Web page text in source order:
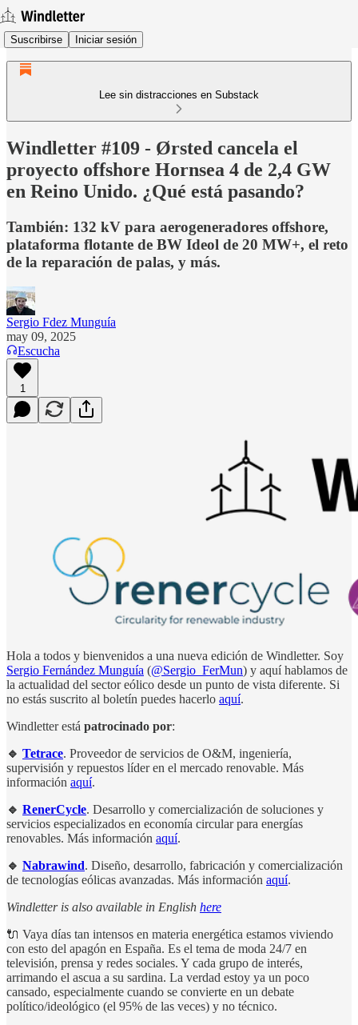
Suscribirse Iniciar sesión
Lee sin distracciones en Substack
Windletter #109 - Ørsted cancela el
proyecto offshore Hornsea 4 de 2,4 GW
en Reino Unido. ¿Qué está pasando?
También: 132 kV para aerogeneradores offshore,
plataforma flotante de BW Ideol de 20 MW+, el reto
de la reparación de palas, y más.
Sergio Fdez Munguía
may 09, 2025
Escucha
1
Hola a todos y bienvenidos a una nueva edición de Windletter. Soy
Sergio Fernández Munguía (@Sergio_FerMun) y aquí hablamos de
la actualidad del sector eólico desde un punto de vista diferente. Si
no estás suscrito al boletín puedes hacerlo aquí.
Windletter está patrocinado por:
🔹 Tetrace. Proveedor de servicios de O&M, ingeniería,
supervisión y repuestos líder en el mercado renovable. Más
información aquí.
🔹 RenerCycle. Desarrollo y comercialización de soluciones y
servicios especializados en economía circular para energías
renovables. Más información aquí.
🔹 Nabrawind. Diseño, desarrollo, fabricación y comercialización
de tecnologías eólicas avanzadas. Más información aquí.
Windletter is also available in English here
🔌 Vaya días tan intensos en materia energética estamos viviendo
con esto del apagón en España. Es el tema de moda 24/7 en
televisión, prensa y redes sociales. Y cada grupo de interés,
arrimando el ascua a su sardina. La verdad estoy ya un poco
cansado, especialmente cuando se convierte en un debate
político/ideológico (el 95% de las veces) y no técnico.